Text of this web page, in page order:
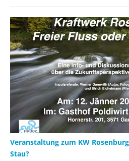
Veranstaltung zum KW
Stau?